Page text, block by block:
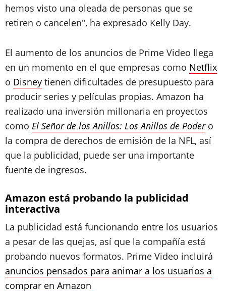
hemos visto una oleada de personas que se
retiren o cancelen", ha expresado Kelly Day.
El aumento de los anuncios de Prime Video llega
en un momento en el que empresas como Netflix
o Disney tienen dificultades de presupuesto para
producir series y películas propias. Amazon ha
realizado una inversión millonaria en proyectos
como El Señor de los Anillos: Los Anillos de Podero
la compra de derechos de emisión de la NFL, así
que la publicidad, puede ser una importante
fuente de ingresos.
Amazon está probando la publicidad
interactiva
La publicidad está funcionando entre los usuarios
a pesar de las quejas, así que la compañía está
probando nuevos formatos. Prime Video incluirá
anuncios pensados para animar a los usuarios a
comprar en Amazon